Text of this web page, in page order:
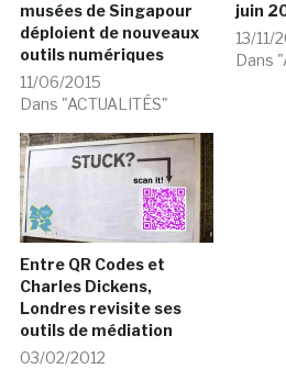
musées de Singapour
déploient de nouveaux
outils numériques
11/06/2015
Dans "ACTUALITÉS"
juin
13/11/
Dans
Entre QR Codes et
Charles Dickens,
Londres revisite ses
outils de médiation
03/02/2012